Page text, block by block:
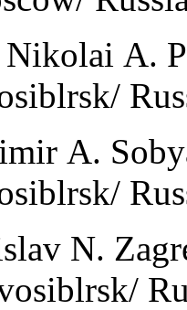
Nikolai А.
А.
N.